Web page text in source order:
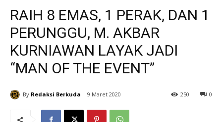
RAIH 8 EMAS, 1 PERAK, DAN 1
PERUNGGU, M. AKBAR
KURNIAWAN LAYAK JADI
“MAN OF THE EVENT”
By Redaksi Berkuda 9 Maret 2020 0
250